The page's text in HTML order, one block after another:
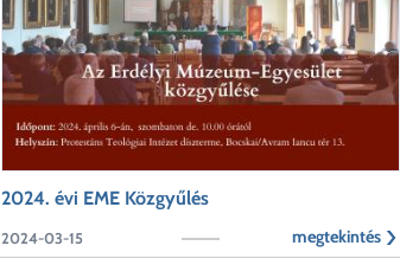
2024. évi EME Közgyűlés
megtekintés
2024-03-15